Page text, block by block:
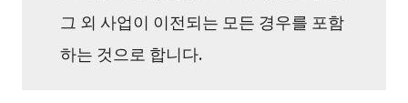
그 외 사업이 이전되는 모든 경우를 포함
하는 것으로 합니다.